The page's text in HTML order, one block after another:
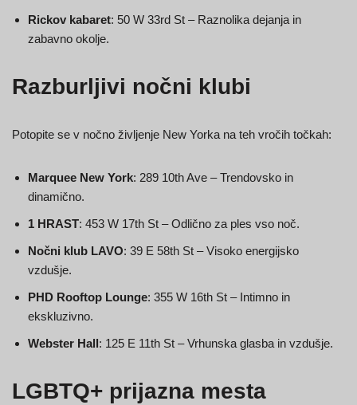
Rickov kabaret: 50 W 33rd St – Raznolika dejanja in
zabavno okolje.
Razburljivi nočni klubi
Potopite se v nočno življenje New Yorka na teh vročih točkah:
Marquee New York: 289 10th Ave – Trendovsko in
dinamično.
1 HRAST: 453 W 17th St – Odlično za ples vso noč.
Nočni klub LAVO: 39 E 58th St – Visoko energijsko
vzdušje.
PHD Rooftop Lounge: 355 W 16th St – Intimno in
ekskluzivno.
Webster Hall: 125 E 11th St – Vrhunska glasba in vzdušje.
LGBTQ+ prijazna mesta